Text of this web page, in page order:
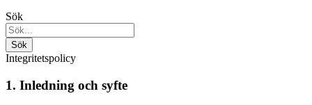
Sök
Integritetspolicy
1. Inledning och syfte